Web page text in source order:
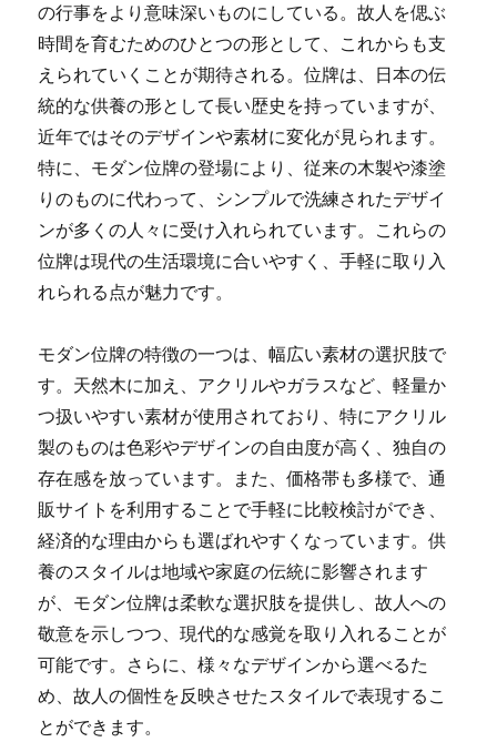
の行事をより意味深いものにしている。故人を偲ぶ
時間を育むためのひとつの形として、これからも支
えられていくことが期待される。位牌は、日本の伝
統的な供養の形として長い歴史を持っていますが、
近年ではそのデザインや素材に変化が見られます。
特に、モダン位牌の登場により、従来の木製や漆塗
りのものに代わって、シンプルで洗練されたデザイ
ンが多くの人々に受け入れられています。これらの
位牌は現代の生活環境に合いやすく、手軽に取り入
れられる点が魅力です。
モダン位牌の特徴の一つは、幅広い素材の選択肢で
す。天然木に加え、アクリルやガラスなど、軽量か
つ扱いやすい素材が使用されており、特にアクリル
製のものは色彩やデザインの自由度が高く、独自の
存在感を放っています。また、価格帯も多様で、通
販サイトを利用することで手軽に比較検討ができ、
経済的な理由からも選ばれやすくなっています。供
養のスタイルは地域や家庭の伝統に影響されます
が、モダン位牌は柔軟な選択肢を提供し、故人への
敬意を示しつつ、現代的な感覚を取り入れることが
可能です。さらに、様々なデザインから選べるた
め、故人の個性を反映させたスタイルで表現するこ
とができます。